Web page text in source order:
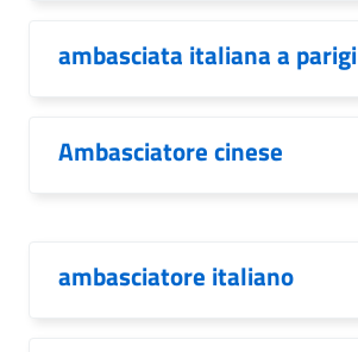
ambasciata italiana a parigi
Ambasciatore cinese
ambasciatore italiano